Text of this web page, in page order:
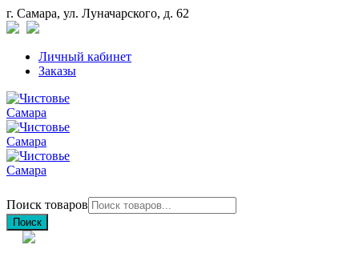
г. Самара, ул. Луначарского, д. 62
Личный кабинет
Заказы
Поиск товаров
Поиск